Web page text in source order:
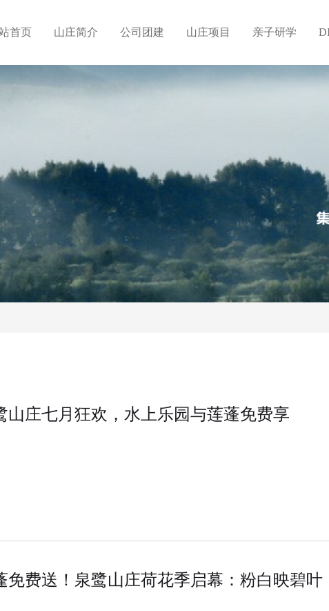
首页 山庄简介 公司团建 山庄项目 亲子研学
山庄七月狂欢，水上乐园与莲蓬免费享